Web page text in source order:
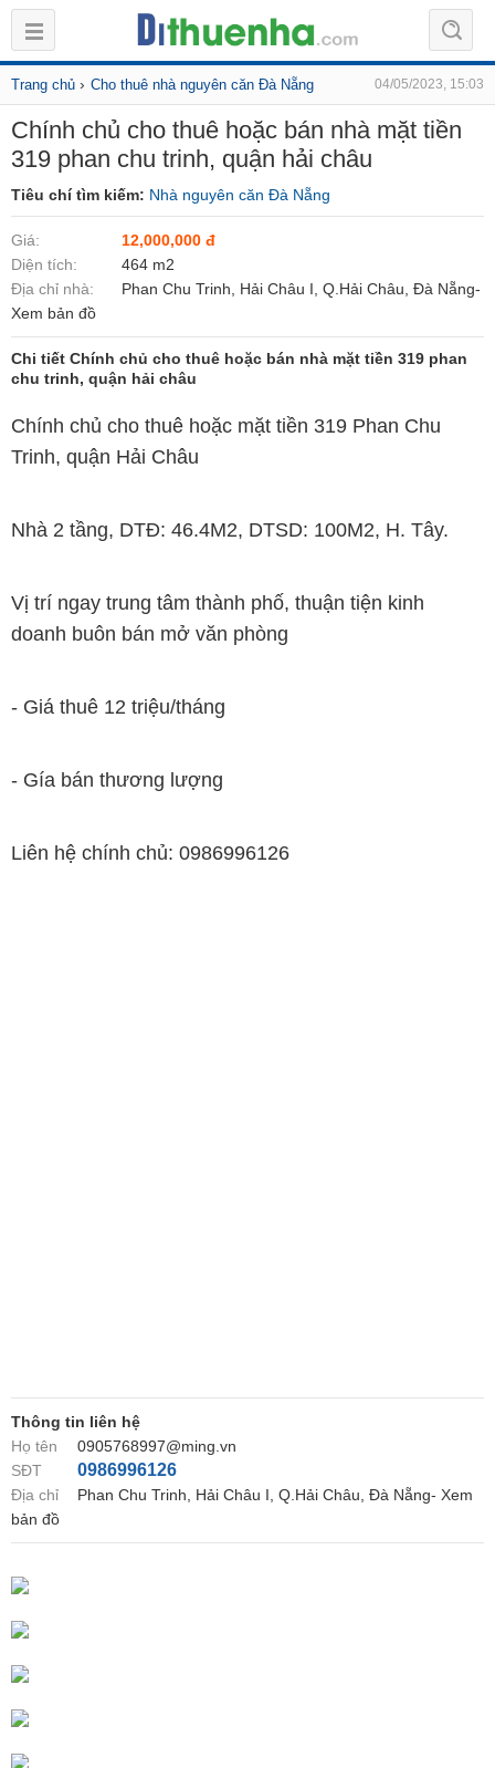
Trang chủ › Cho thuê nhà nguyên căn Đà Nẵng 04/05/2023, 15:03
Chính chủ cho thuê hoặc bán nhà mặt tiền
319 phan chu trinh, quận hải châu
Tiêu chí tìm kiếm: Nhà nguyên căn Đà Nẵng
Giá:
12,000,000 đ
Diện tích:
464 m2
Địa chỉ nhà:
Phan Chu Trinh, Hải Châu I, Q.Hải Châu, Đà Nẵng-
Xem bản đồ
Chi tiết Chính chủ cho thuê hoặc bán nhà mặt tiền 319 phan
chu trinh, quận hải châu
Chính chủ cho thuê hoặc mặt tiền 319 Phan Chu
Trinh, quận Hải Châu
Nhà 2 tầng, DTĐ: 46.4M2, DTSD: 100M2, H. Tây.
Vị trí ngay trung tâm thành phố, thuận tiện kinh
doanh buôn bán mở văn phòng
- Giá thuê 12 triệu/tháng
- Gía bán thương lượng
Liên hệ chính chủ: 0986996126
Thông tin liên hệ
Họ tên
0905768997@ming.vn
SĐT
0986996126
Địa chỉ
Phan Chu Trinh, Hải Châu I, Q.Hải Châu, Đà Nẵng- Xem
bản đồ